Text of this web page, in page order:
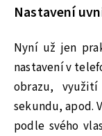
Nastavení
Nyní už jen
nastavení v
obrazu,
sekundu, apod.
podle svého